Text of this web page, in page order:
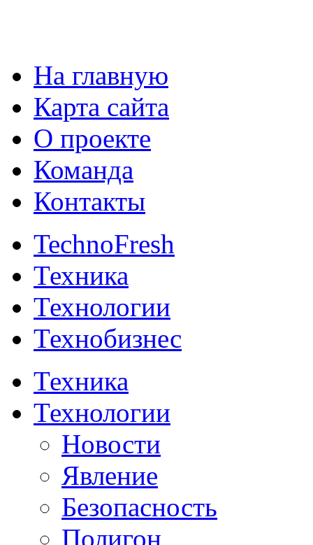
На главную
Карта сайта
О проекте
Команда
Контакты
TechnoFresh
Техника
Технологии
Технобизнес
Техника
Технологии
Новости
Явление
Безопасность
Полигон